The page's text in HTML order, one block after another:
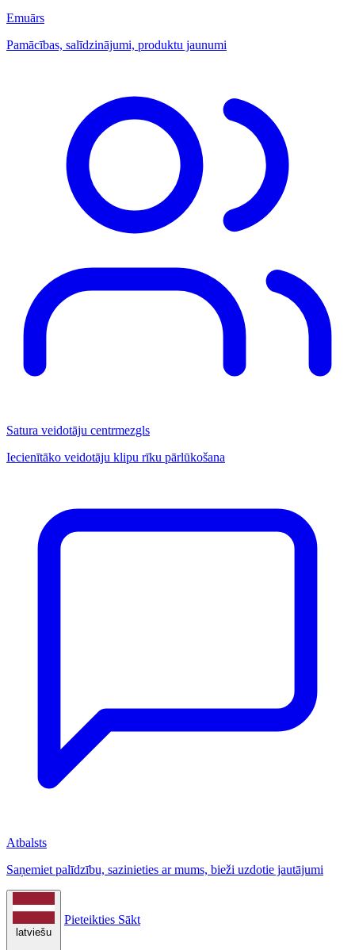
Emuārs
Pamācības, salīdzinājumi, produktu jaunumi
Satura veidotāju centrmezgls
Iecienītāko veidotāju klipu rīku pārlūkošana
Atbalsts
Saņemiet palīdzību, sazinieties ar mums, bieži uzdotie jautājumi
latviešu
Pieteikties Sākt